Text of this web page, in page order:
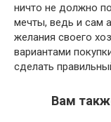
ничто не должно
мечты, ведь и сам
желания своего
вариантами
сделать
Вам